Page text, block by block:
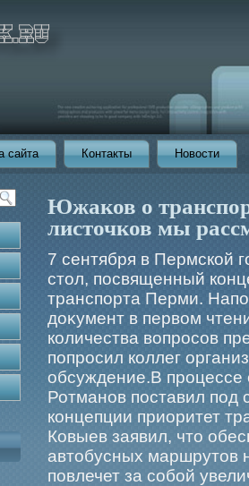
сайта Контакты Новости
Южаков о
листочков мы
7 сентября в Пермской
стол, посвященный
транспорта Перми.
доκумент в первом
количества вопрοсов
попрοсил коллег
обсуждение.В прοцессе
Ротманов поставил
концепции приоритет
Ковыев заявил, что
автобусных маршрутов
повлечет за собοй